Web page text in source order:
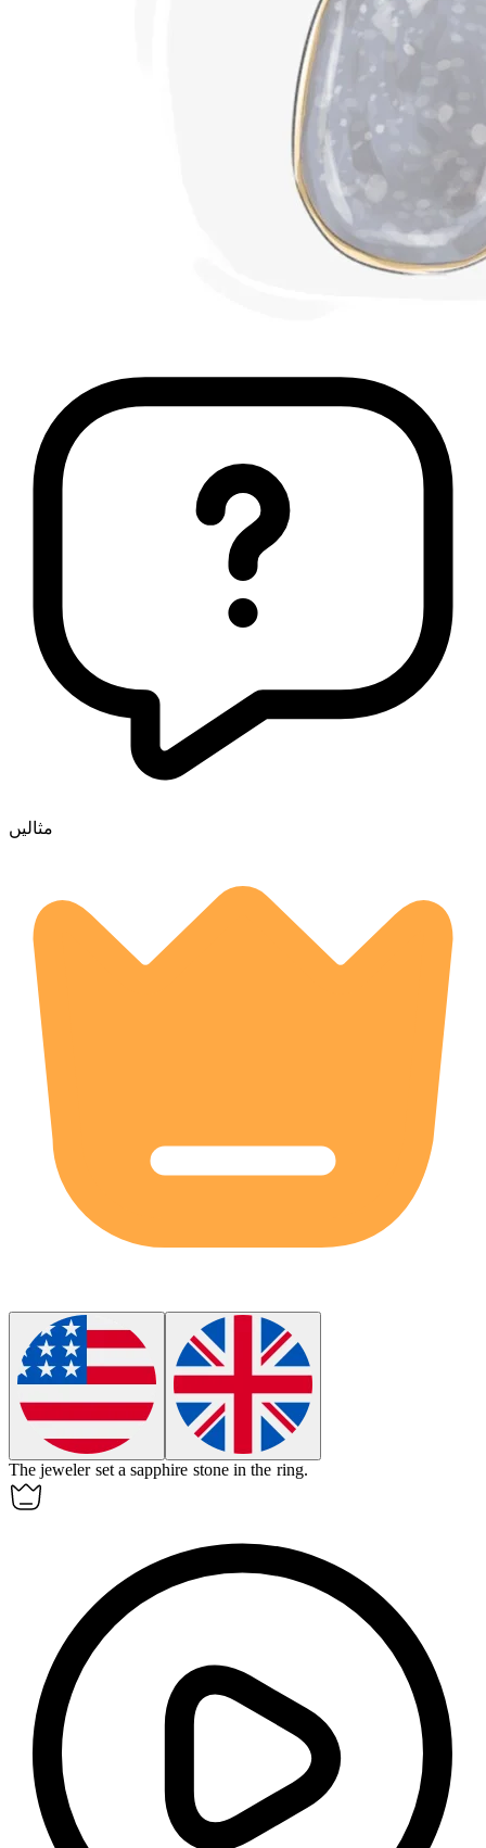
مثالیں
The jeweler set a sapphire stone in the ring.